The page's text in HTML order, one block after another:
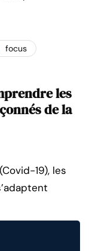
focus
les
de la
19), les